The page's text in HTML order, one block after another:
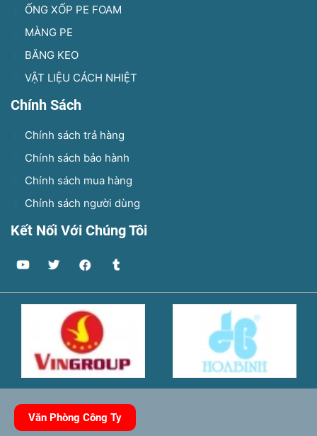
ỐNG XỐP PE FOAM
MÀNG PE
BĂNG KEO
VẬT LIỆU CÁCH NHIỆT
Chính Sách
Chính sách trả hàng
Chính sách bảo hành
Chính sách mua hàng
Chính sách người dùng
Kết Nối Với Chúng Tôi
Văn Phòng Công Ty